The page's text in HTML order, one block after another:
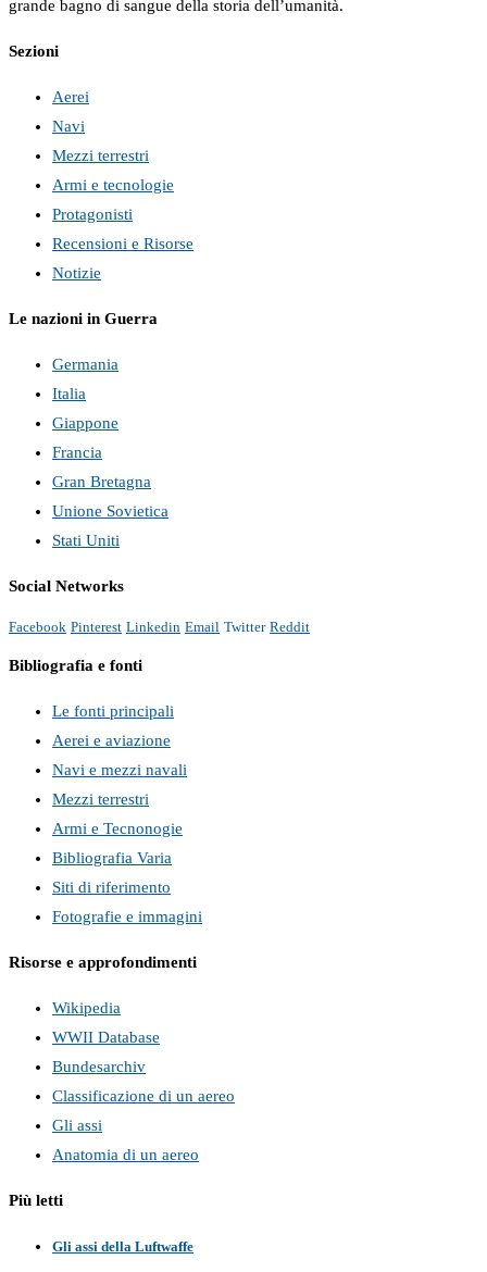
grande bagno di sangue della storia dell’umanità.
Sezioni
Aerei
Navi
Mezzi terrestri
Armi e tecnologie
Protagonisti
Recensioni e Risorse
Notizie
Le nazioni in Guerra
Germania
Italia
Giappone
Francia
Gran Bretagna
Unione Sovietica
Stati Uniti
Social Networks
Facebook Pinterest Linkedin Email Twitter Reddit
Bibliografia e fonti
Le fonti principali
Aerei e aviazione
Navi e mezzi navali
Mezzi terrestri
Armi e Tecnonogie
Bibliografia Varia
Siti di riferimento
Fotografie e immagini
Risorse e approfondimenti
Wikipedia
WWII Database
Bundesarchiv
Classificazione di un aereo
Gli assi
Anatomia di un aereo
Più letti
Gli assi della Luftwaffe